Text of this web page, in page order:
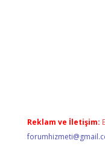
Reklam ve İletişim: